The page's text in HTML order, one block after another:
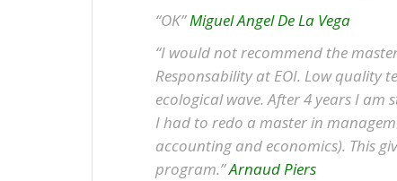
“OK”Miguel Angel De La Vega
“I would not recommend the
Responsability at EOI. Low quality
ecological wave. After 4 years I
I had to redo a master in
accounting and economics). This
program.”Arnaud Piers